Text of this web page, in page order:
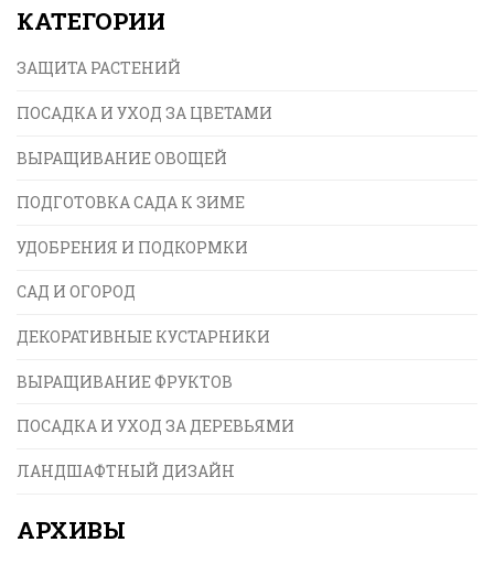
КАТЕГОРИИ
ЗАЩИТА РАСТЕНИЙ
ПОСАДКА И УХОД ЗА ЦВЕТАМИ
ВЫРАЩИВАНИЕ ОВОЩЕЙ
ПОДГОТОВКА САДА К ЗИМЕ
УДОБРЕНИЯ И ПОДКОРМКИ
САД И ОГОРОД
ДЕКОРАТИВНЫЕ КУСТАРНИКИ
ВЫРАЩИВАНИЕ ФРУКТОВ
ПОСАДКА И УХОД ЗА ДЕРЕВЬЯМИ
ЛАНДШАФТНЫЙ ДИЗАЙН
АРХИВЫ